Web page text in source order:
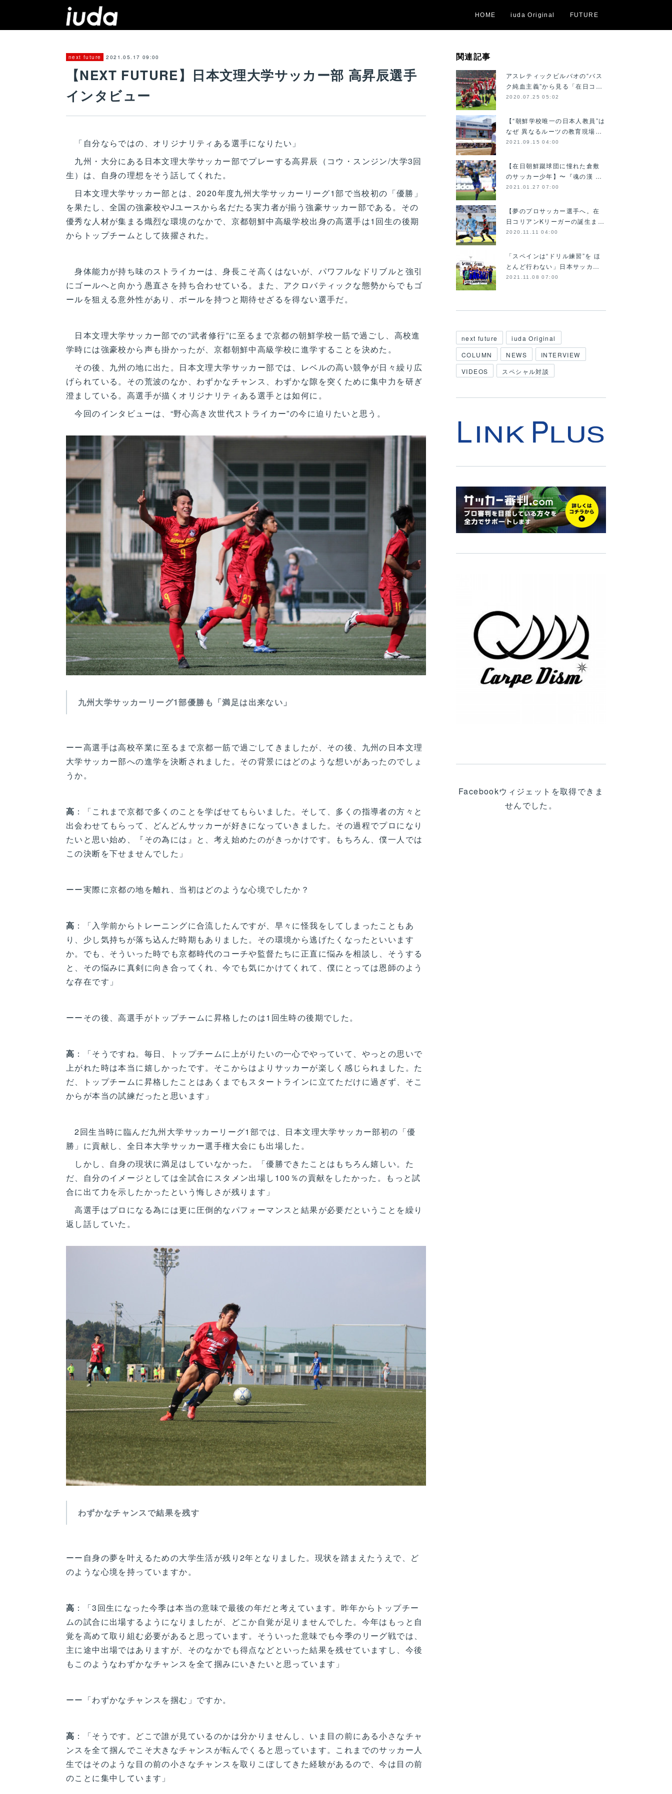
HOME iuda Original FUTURE
next future 2021.05.17 09:00
【NEXT FUTURE】日本文理大学サッカー部 高昇辰選手
インタビュー
「自分ならではの、オリジナリティある選手になりたい」
九州・大分にある日本文理大学サッカー部でプレーする高昇辰（コウ・スンジン/大学3回
生）は、自身の理想をそう話してくれた。
日本文理大学サッカー部とは、2020年度九州大学サッカーリーグ1部で当校初の「優勝」
を果たし、全国の強豪校やJユースから名だたる実力者が揃う強豪サッカー部である。その
優秀な人材が集まる熾烈な環境のなかで、京都朝鮮中高級学校出身の高選手は1回生の後期
からトップチームとして抜擢された。
身体能力が持ち味のストライカーは、身長こそ高くはないが、パワフルなドリブルと強引
にゴールへと向かう愚直さを持ち合わせている。また、アクロバティックな態勢からでもゴ
ールを狙える意外性があり、ボールを持つと期待せざるを得ない選手だ。
日本文理大学サッカー部での”武者修行”に至るまで京都の朝鮮学校一筋で過ごし、高校進
学時には強豪校から声も掛かったが、京都朝鮮中高級学校に進学することを決めた。
その後、九州の地に出た。日本文理大学サッカー部では、レベルの高い競争が日々繰り広
げられている。その荒波のなか、わずかなチャンス、わずかな隙を突くために集中力を研ぎ
澄ましている。高選手が描くオリジナリティある選手とは如何に。
今回のインタビューは、“野心高き次世代ストライカー”の今に迫りたいと思う。
九州大学サッカーリーグ1部優勝も「満足は出来ない」
ーー高選手は高校卒業に至るまで京都一筋で過ごしてきましたが、その後、九州の日本文理
大学サッカー部への進学を決断されました。その背景にはどのような想いがあったのでしょ
うか。
高 ：「これまで京都で多くのことを学ばせてもらいました。そして、多くの指導者の方々と
出会わせてもらって、どんどんサッカーが好きになっていきました。その過程でプロになり
たいと思い始め、『その為には』と、考え始めたのがきっかけです。もちろん、僕一人では
この決断を下せませんでした」
ーー実際に京都の地を離れ、当初はどのような心境でしたか？
高 ：「入学前からトレーニングに合流したんですが、早々に怪我をしてしまったこともあ
り、少し気持ちが落ち込んだ時期もありました。その環境から逃げたくなったといいます
か。でも、そういった時でも京都時代のコーチや監督たちに正直に悩みを相談し、そうする
と、その悩みに真剣に向き合ってくれ、今でも気にかけてくれて、僕にとっては恩師のよう
な存在です」
ーーその後、高選手がトップチームに昇格したのは1回生時の後期でした。
高 ：「そうですね。毎日、トップチームに上がりたいの一心でやっていて、やっとの思いで
上がれた時は本当に嬉しかったです。そこからはよりサッカーが楽しく感じられました。た
だ、トップチームに昇格したことはあくまでもスタートラインに立てただけに過ぎず、そこ
からが本当の試練だったと思います」
2回生当時に臨んだ九州大学サッカーリーグ1部では、日本文理大学サッカー部初の「優
勝」に貢献し、全日本大学サッカー選手権大会にも出場した。
しかし、自身の現状に満足はしていなかった。「優勝できたことはもちろん嬉しい。た
だ、自分のイメージとしては全試合にスタメン出場し100％の貢献をしたかった。もっと試
合に出て力を示したかったという悔しさが残ります」
高選手はプロになる為には更に圧倒的なパフォーマンスと結果が必要だということを繰り
返し話していた。
わずかなチャンスで結果を残す
ーー自身の夢を叶えるための大学生活が残り2年となりました。現状を踏まえたうえで、ど
のような心境を持っていますか。
高 ：「3回生になった今季は本当の意味で最後の年だと考えています。昨年からトップチー
ムの試合に出場するようになりましたが、どこか自覚が足りませんでした。今年はもっと自
覚を高めて取り組む必要があると思っています。そういった意味でも今季のリーグ戦では、
主に途中出場ではありますが、そのなかでも得点などといった結果を残せていますし、今後
もこのようなわずかなチャンスを全て掴みにいきたいと思っています」
ーー「わずかなチャンスを掴む」ですか。
高 ：「そうです。どこで誰が見ているのかは分かりませんし、いま目の前にある小さなチャ
ンスを全て掴んでこそ大きなチャンスが転んでくると思っています。これまでのサッカー人
生ではそのような目の前の小さなチャンスを取りこぼしてきた経験があるので、今は目の前
のことに集中しています」
関連記事
アスレティックビルバオの“バス
ク純血主義”から見る「在日コ…
2020.07.25 05:02
【“朝鮮学校唯一の日本人教員”は
なぜ 異なるルーツの教育現場…
2021.09.15 04:00
【在日朝鮮蹴球団に憧れた倉敷
のサッカー少年】〜『魂の漢 …
2021.01.27 07:00
【夢のプロサッカー選手へ。在
日コリアンKリーガーの誕生ま…
2020.11.11 04:00
「スペインは“ドリル練習”を ほ
とんど行わない」日本サッカ…
2021.11.08 07:00
next future
iuda Original
COLUMN
NEWS
INTERVIEW
VIDEOS
スペシャル対談
Facebookウィジェットを取得できま
せんでした。